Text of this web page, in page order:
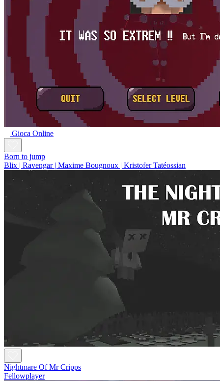
Gioca Online
Born to jump
Blix | Ravengar | Maxime Bougnoux | Kristofer Tatéossian
Nightmare Of Mr Cripps
Fellowplayer